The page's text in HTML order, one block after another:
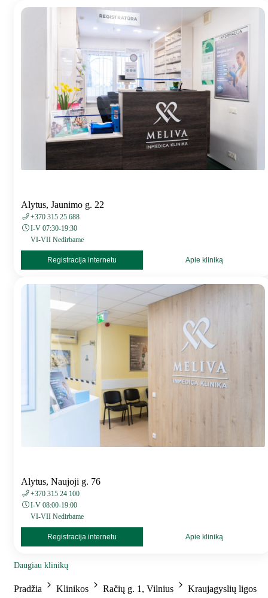
Alytus, Jaunimo g. 22
+370 315 25 688
I-V 07:30-19:30
VI-VII Nedirbame
Registracija internetu Apie kliniką
Alytus, Naujoji g. 76
+370 315 24 100
I-V 08:00-19:00
VI-VII Nedirbame
Registracija internetu Apie kliniką
Daugiau klinikų
Pradžia Klinikos Račių g. 1, Vilnius
Kraujagyslių ligos